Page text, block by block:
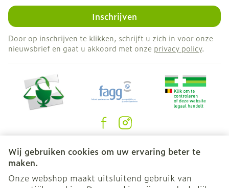
Wij gebruiken cookies om uw ervaring beter te
maken.
Onze webshop maakt uitsluitend gebruik van
Inschrijven
Door op inschrijven te klikken, schrijft u zich in voor onze
nieuwsbrief en gaat u akkoord met onze privacy policy.
Juridische links